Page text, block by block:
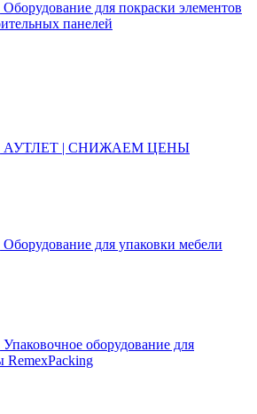
Оборудование для покраски элементов
панелей
АУТЛЕТ | СНИЖАЕМ ЦЕНЫ
Оборудование для упаковки мебели
Упаковочное оборудование для
RemexPacking